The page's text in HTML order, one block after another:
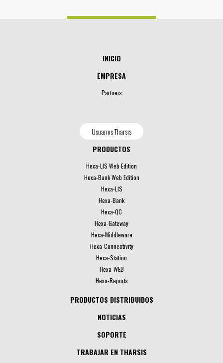
INICIO
EMPRESA
Partners
Usuarios Tharsis
PRODUCTOS
Hexa-LIS Web Edition
Hexa-Bank Web Edition
Hexa-LIS
Hexa-Bank
Hexa-QC
Hexa-Gateway
Hexa-Middleware
Hexa-Connectivity
Hexa-Station
Hexa-WEB
Hexa-Reports
PRODUCTOS DISTRIBUIDOS
NOTICIAS
SOPORTE
TRABAJAR EN THARSIS